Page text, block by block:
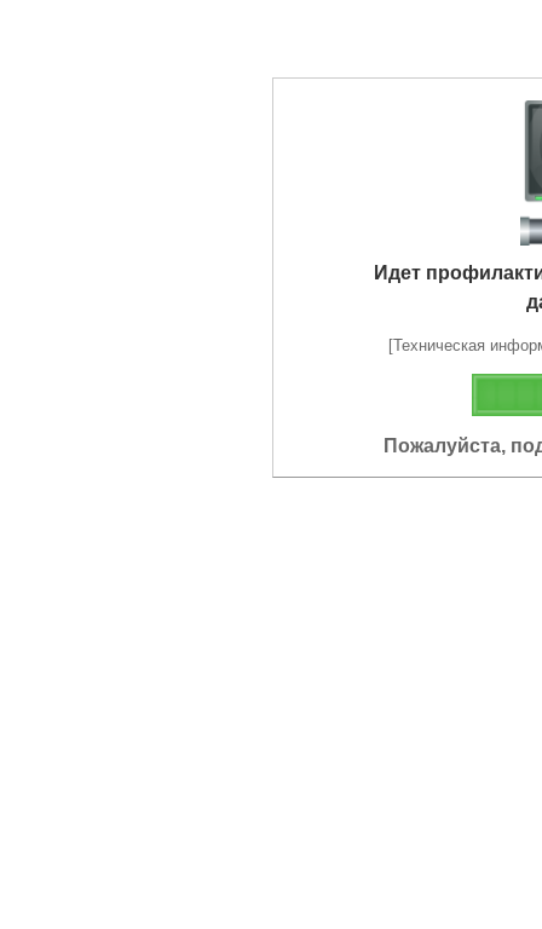
Идет
[Техническая
Пожалуйста,